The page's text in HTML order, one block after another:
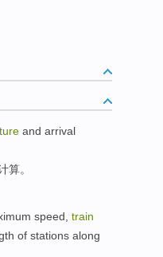
and arrival
算。
speed train
of stations along